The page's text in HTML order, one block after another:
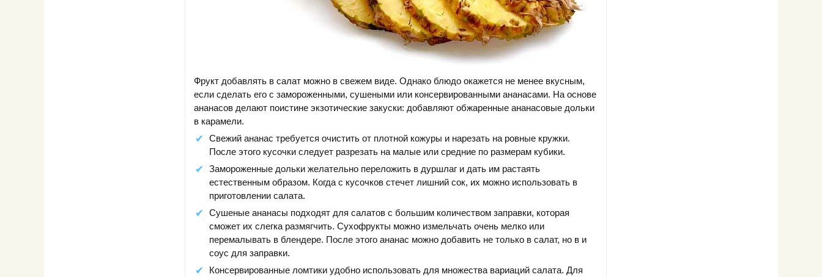
Фрукт добавлять в салат можно в свежем виде. Однако блюдо окажется не менее вкусным,
если сделать его с замороженными, сушеными или консервированными ананасами. На основе
ананасов делают поистине экзотические закуски: добавляют обжаренные ананасовые дольки
в карамели.
Свежий ананас требуется очистить от плотной кожуры и нарезать на ровные кружки.
После этого кусочки следует разрезать на малые или средние по размерам кубики.
Замороженные дольки желательно переложить в дуршлаг и дать им растаять
естественным образом. Когда с кусочков стечет лишний сок, их можно использовать в
приготовлении салата.
Сушеные ананасы подходят для салатов с большим количеством заправки, которая
сможет их слегка размягчить. Сухофрукты можно измельчать очень мелко или
перемалывать в блендере. После этого ананас можно добавить не только в салат, но в и
соус для заправки.
Консервированные ломтики удобно использовать для множества вариаций салата. Для